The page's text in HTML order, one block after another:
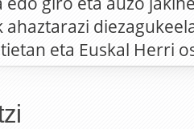
eta Euskal Herri